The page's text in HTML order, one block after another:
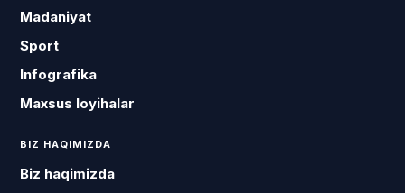
Madaniyat
Sport
Infografika
Maxsus loyihalar
BIZ HAQIMIZDA
Biz haqimizda